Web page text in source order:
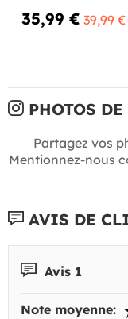
35,99 € 39,99 €
PHOTOS
Partagez vos
Mentionnez-nous
AVIS DE
Avis 1
Note moyenne: